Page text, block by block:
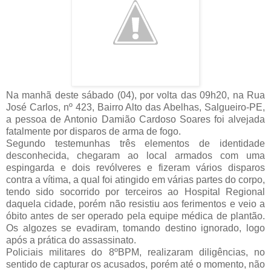
Na manhã deste sábado (04), por volta das 09h20, na Rua
José Carlos, nº 423, Bairro Alto das Abelhas, Salgueiro-PE,
a pessoa de Antonio Damião Cardoso Soares foi alvejada
fatalmente por disparos de arma de fogo.
Segundo testemunhas três elementos de identidade
desconhecida, chegaram ao local armados com uma
espingarda e dois revólveres e fizeram vários disparos
contra a vítima, a qual foi atingido em várias partes do corpo,
tendo sido socorrido por terceiros ao Hospital Regional
daquela cidade, porém não resistiu aos ferimentos e veio a
óbito antes de ser operado pela equipe médica de plantão.
Os algozes se evadiram, tomando destino ignorado, logo
após a prática do assassinato.
Policiais militares do 8ºBPM, realizaram diligências, no
sentido de capturar os acusados, porém até o momento, não